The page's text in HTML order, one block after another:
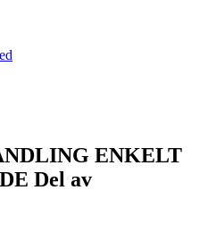
ENKELT
Del av